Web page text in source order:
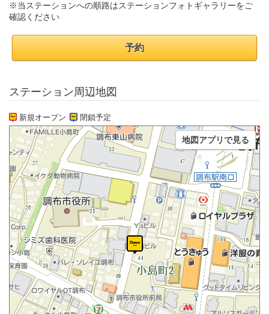
※当ステーションへの順路はステーションフォトギャラリーをご
確認ください
予約
ステーション周辺地図
新規オープン 閉鎖予定
地図アプリで見る